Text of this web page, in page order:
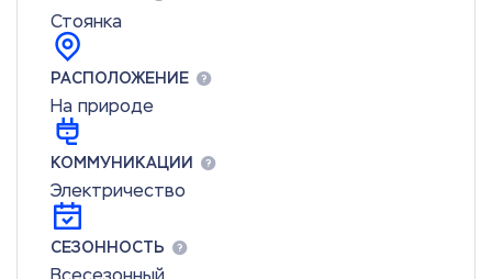
Стоянка
РАСПОЛОЖЕНИЕ
На природе
КОММУНИКАЦИИ
Электричество
СЕЗОННОСТЬ